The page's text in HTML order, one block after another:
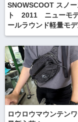
SNOWSCOOT スノ
ト 2011 ニューモ
ールラウンド軽量モ
タイル Ａ STYLE-
ロウロウマウンテン